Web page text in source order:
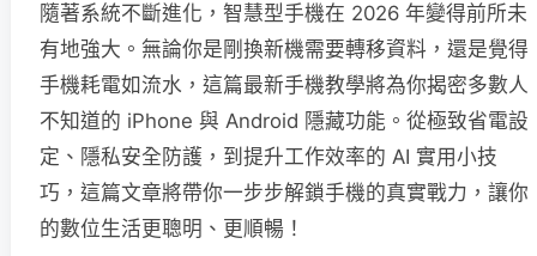
隨著系統不斷進化，智慧型手機在 2026 年變得前所未
有地強大。無論你是剛換新機需要轉移資料，還是覺得
手機耗電如流水，這篇最新手機教學將為你揭密多數人
不知道的 iPhone 與 Android 隱藏功能。從極致省電設
定、隱私安全防護，到提升工作效率的 AI 實用小技
巧，這篇文章將帶你一步步解鎖手機的真實戰力，讓你
的數位生活更聰明、更順暢！